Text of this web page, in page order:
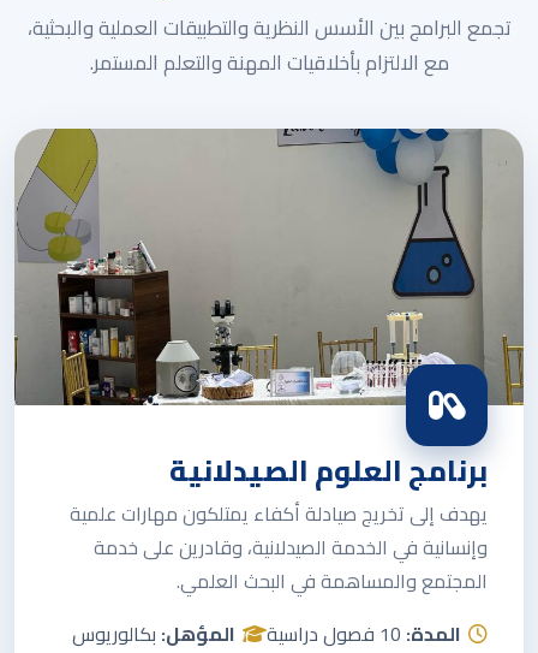
تجمع البرامج بين الأسس النظرية والتطبيقات العملية والبحثية،
مع الالتزام بأخلاقيات المهنة والتعلم المستمر.
برنامج العلوم الصيدلانية
يهدف إلى تخريج صيادلة أكفاء يمتلكون مهارات علمية
وإنسانية في الخدمة الصيدلانية، وقادرين على خدمة
المجتمع والمساهمة في البحث العلمي.
المدة:10 فصول دراسية المؤهل:بكالوريوس